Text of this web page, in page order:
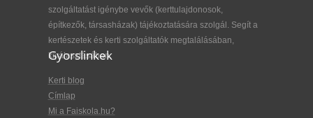
szolgáltatást igénybe vevők (kerttulajdonosok,
építkezők, társasházak) tájékoztatására szolgál. Segít a
kertészetek és kerti szolgáltatók megtalálásában,
kiválasztásában.
Gyorslinkek
Kerti blog
Címlap
Mi a Faiskola.hu?